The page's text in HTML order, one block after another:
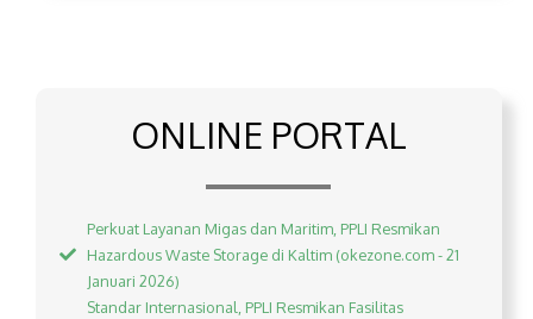
ONLINE PORTAL
Perkuat Layanan Migas dan Maritim, PPLI Resmikan
Hazardous Waste Storage di Kaltim (okezone.com - 21
Januari 2026)
Standar Internasional, PPLI Resmikan Fasilitas